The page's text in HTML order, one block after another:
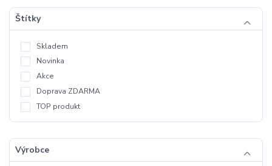
Štítky
Skladem
Novinka
Akce
Doprava ZDARMA
TOP produkt
Výrobce